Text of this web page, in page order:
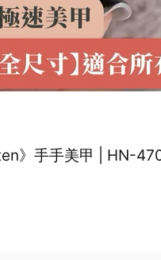
手美甲 | HN-470 (盒